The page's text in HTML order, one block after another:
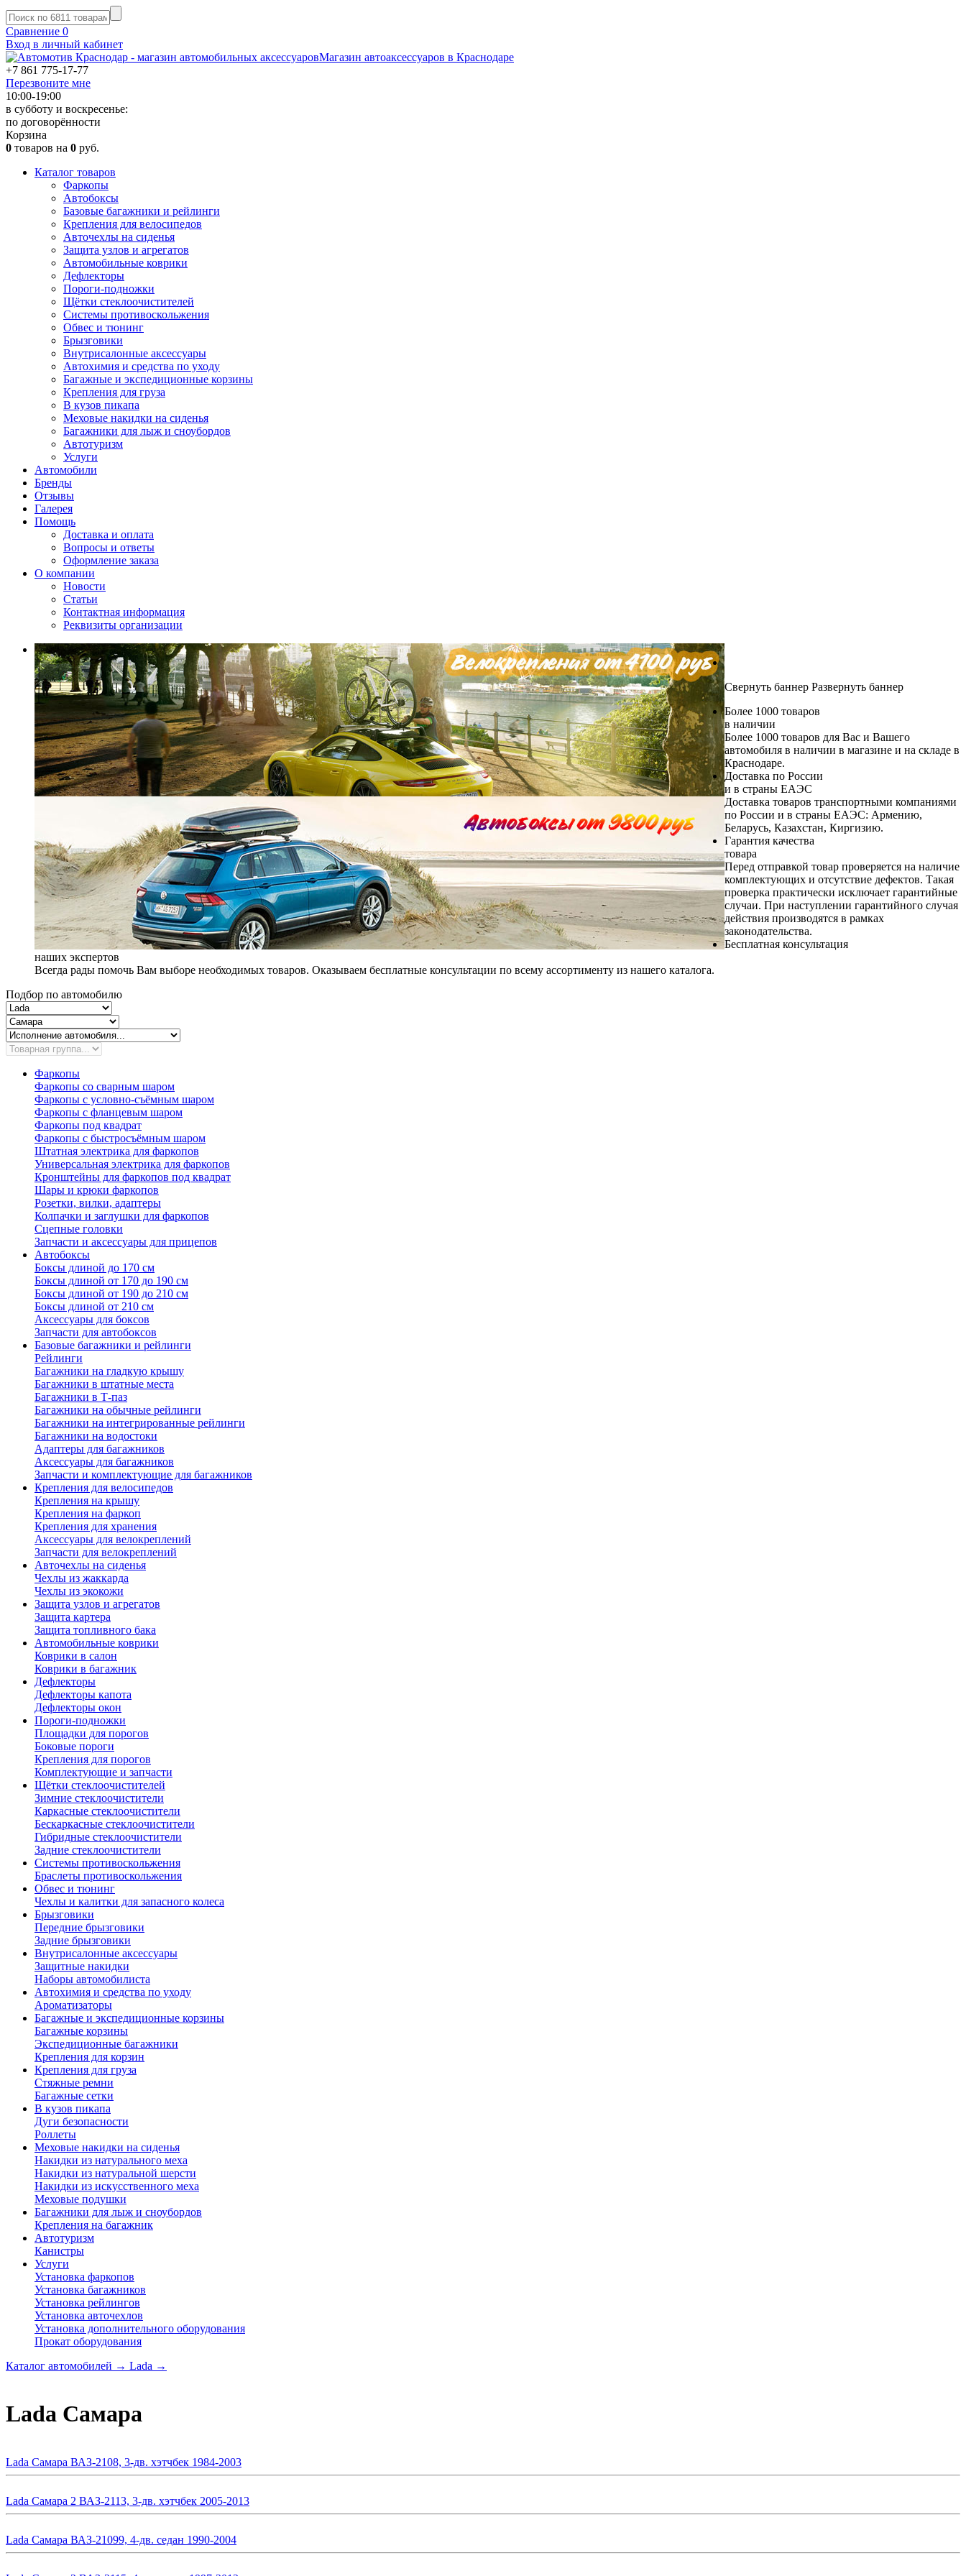
Сравнение 0
Вход в личный кабинет
Магазин автоаксессуаров в Краснодаре
+7 861 775-17-77
Перезвоните мне
10:00-19:00
в субботу и воскресенье:
по договорённости
Корзина
0 товаров на 0 руб.
Каталог товаров
Фаркопы
Автобоксы
Базовые багажники и рейлинги
Крепления для велосипедов
Авточехлы на сиденья
Защита узлов и агрегатов
Автомобильные коврики
Дефлекторы
Пороги-подножки
Щётки стеклоочистителей
Системы противоскольжения
Обвес и тюнинг
Брызговики
Внутрисалонные аксессуары
Автохимия и средства по уходу
Багажные и экспедиционные корзины
Крепления для груза
В кузов пикапа
Меховые накидки на сиденья
Багажники для лыж и сноубордов
Автотуризм
Услуги
Автомобили
Бренды
Отзывы
Галерея
Помощь
Доставка и оплата
Вопросы и ответы
Оформление заказа
О компании
Новости
Статьи
Контактная информация
Реквизиты организации
Свернуть баннер Развернуть баннер
Более 1000 товаров
в наличии
Более 1000 товаров для Вас и Вашего
автомобиля в наличии в магазине и на складе в
Краснодаре.
Доставка по России
и в страны ЕАЭС
Доставка товаров транспортными компаниями
по России и в страны ЕАЭС: Армению,
Беларусь, Казахстан, Киргизию.
Гарантия качества
товара
Перед отправкой товар проверяется на наличие
комплектующих и отсутствие дефектов. Такая
проверка практически исключает гарантийные
случаи. При наступлении гарантийного случая
действия производятся в рамках
законодательства.
Бесплатная консультация
наших экспертов
Всегда рады помочь Вам выборе необходимых товаров. Оказываем бесплатные консультации по всему ассортименту из нашего каталога.
Подбор по автомобилю
Фаркопы
Фаркопы со сварным шаром
Фаркопы с условно-съёмным шаром
Фаркопы с фланцевым шаром
Фаркопы под квадрат
Фаркопы с быстросъёмным шаром
Штатная электрика для фаркопов
Универсальная электрика для фаркопов
Кронштейны для фаркопов под квадрат
Шары и крюки фаркопов
Розетки, вилки, адаптеры
Колпачки и заглушки для фаркопов
Сцепные головки
Запчасти и аксессуары для прицепов
Автобоксы
Боксы длиной до 170 см
Боксы длиной от 170 до 190 см
Боксы длиной от 190 до 210 см
Боксы длиной от 210 см
Аксессуары для боксов
Запчасти для автобоксов
Базовые багажники и рейлинги
Рейлинги
Багажники на гладкую крышу
Багажники в штатные места
Багажники в Т-паз
Багажники на обычные рейлинги
Багажники на интегрированные рейлинги
Багажники на водостоки
Адаптеры для багажников
Аксессуары для багажников
Запчасти и комплектующие для багажников
Крепления для велосипедов
Крепления на крышу
Крепления на фаркоп
Крепления для хранения
Аксессуары для велокреплений
Запчасти для велокреплений
Авточехлы на сиденья
Чехлы из жаккарда
Чехлы из экокожи
Защита узлов и агрегатов
Защита картера
Защита топливного бака
Автомобильные коврики
Коврики в салон
Коврики в багажник
Дефлекторы
Дефлекторы капота
Дефлекторы окон
Пороги-подножки
Площадки для порогов
Боковые пороги
Крепления для порогов
Комплектующие и запчасти
Щётки стеклоочистителей
Зимние стеклоочистители
Каркасные стеклоочистители
Бескаркасные стеклоочистители
Гибридные стеклоочистители
Задние стеклоочистители
Системы противоскольжения
Браслеты противоскольжения
Обвес и тюнинг
Чехлы и калитки для запасного колеса
Брызговики
Передние брызговики
Задние брызговики
Внутрисалонные аксессуары
Защитные накидки
Наборы автомобилиста
Автохимия и средства по уходу
Ароматизаторы
Багажные и экспедиционные корзины
Багажные корзины
Экспедиционные багажники
Крепления для корзин
Крепления для груза
Стяжные ремни
Багажные сетки
В кузов пикапа
Дуги безопасности
Роллеты
Меховые накидки на сиденья
Накидки из натурального меха
Накидки из натуральной шерсти
Накидки из искусственного меха
Меховые подушки
Багажники для лыж и сноубордов
Крепления на багажник
Автотуризм
Канистры
Услуги
Установка фаркопов
Установка багажников
Установка рейлингов
Установка авточехлов
Установка дополнительного оборудования
Прокат оборудования
Каталог автомобилей → Lada →
Lada Самара
Lada Самара ВАЗ-2108, 3-дв. хэтчбек 1984-2003
Lada Самара 2 ВАЗ-2113, 3-дв. хэтчбек 2005-2013
Lada Самара ВАЗ-21099, 4-дв. седан 1990-2004